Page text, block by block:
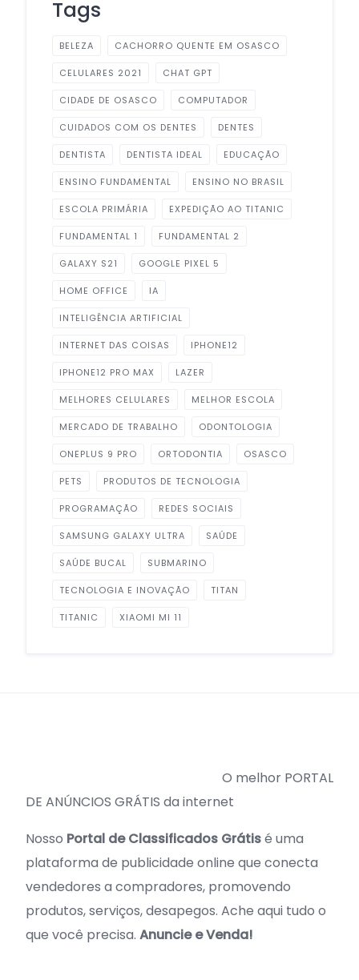
Tags
BELEZA CACHORRO QUENTE EM OSASCO
CELULARES 2021 CHAT GPT
CIDADE DE OSASCO COMPUTADOR
CUIDADOS COM OS DENTES DENTES
DENTISTA DENTISTA IDEAL EDUCAÇÃO
ENSINO FUNDAMENTAL ENSINO NO BRASIL
ESCOLA PRIMÁRIA EXPEDIÇÃO AO TITANIC
FUNDAMENTAL 1 FUNDAMENTAL 2
GALAXY S21 GOOGLE PIXEL 5
HOME OFFICE IA
INTELIGÊNCIA ARTIFICIAL
INTERNET DAS COISAS IPHONE12
IPHONE12 PRO MAX LAZER
MELHORES CELULARES MELHOR ESCOLA
MERCADO DE TRABALHO ODONTOLOGIA
ONEPLUS 9 PRO ORTODONTIA OSASCO
PETS PRODUTOS DE TECNOLOGIA
PROGRAMAÇÃO REDES SOCIAIS
SAMSUNG GALAXY ULTRA SAÚDE
SAÚDE BUCAL SUBMARINO
TECNOLOGIA E INOVAÇÃO TITAN
TITANIC XIAOMI MI 11
O melhor PORTAL
DE ANÚNCIOS GRÁTIS da internet
Nosso Portal de Classificados Grátisé uma
plataforma de publicidade online que conecta
vendedores a compradores, promovendo
produtos, serviços, desapegos. Ache aqui tudo o
que você precisa. Anuncie e Venda!